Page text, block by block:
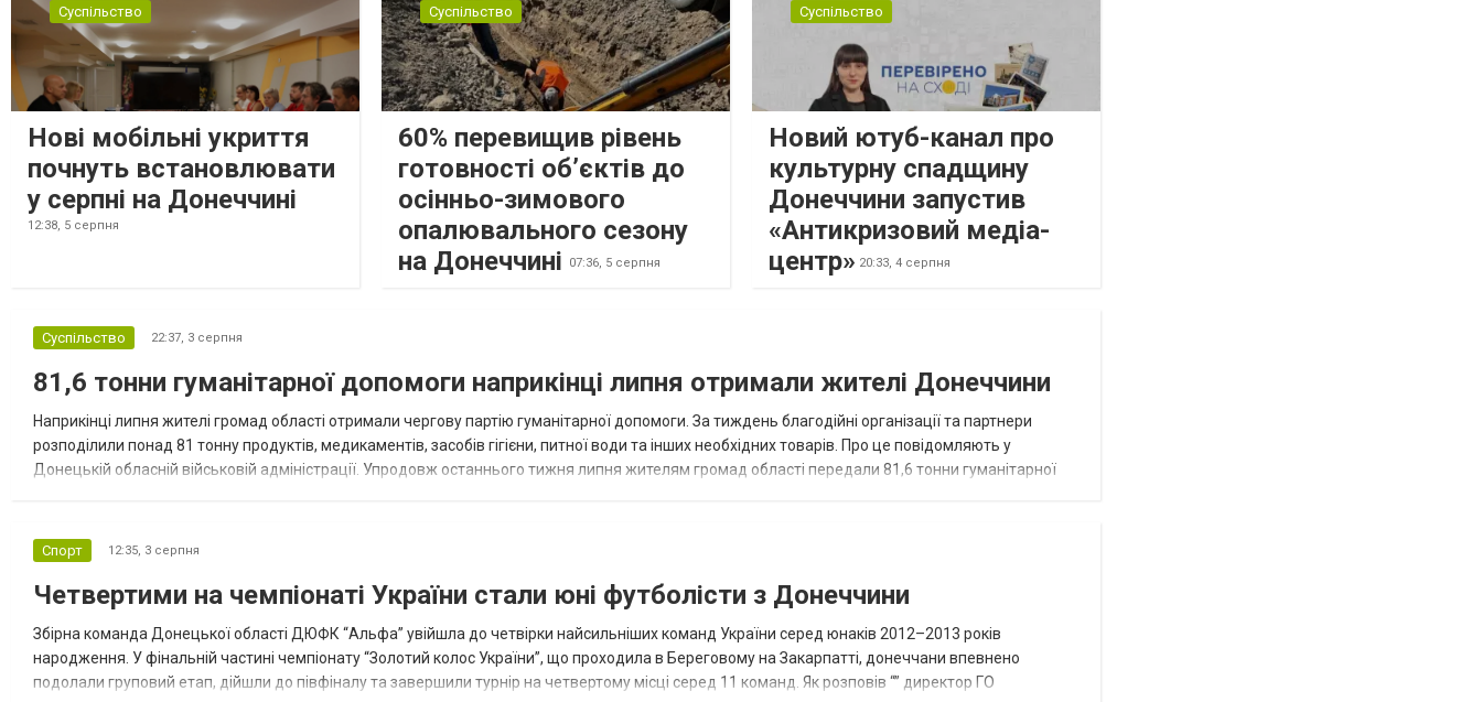
Суспільство
Нові мобільні укриття
почнуть встановлювати
у серпні на Донеччині
12:38, 5 серпня
Суспільство
60% перевищив рівень
готовності об’єктів до
осінньо-зимового
опалювального сезону
на Донеччині
07:36, 5 серпня
Суспільство
Новий ютуб-канал про
культурну спадщину
Донеччини запустив
«Антикризовий медіа-
центр» 20:33, 4 серпня
Суспільство 22:37, 3 серпня
81,6 тонни гуманітарної допомоги наприкінці липня отримали жителі Донеччини
Наприкінці липня жителі громад області отримали чергову партію гуманітарної допомоги. За тиждень благодійні організації та партнери
розподілили понад 81 тонну продуктів, медикаментів, засобів гігієни, питної води та інших необхідних товарів. Про це повідомляють у
Донецькій обласній військовій адміністрації. Упродовж останнього тижня липня жителям громад області передали 81,6 тонни гуманітарної
Спорт 12:35, 3 серпня
Четвертими на чемпіонаті України стали юні футболісти з Донеччини
Збірна команда Донецької області ДЮФК “Альфа” увійшла до четвірки найсильніших команд України серед юнаків 2012–2013 років
народження. У фінальній частині чемпіонату “Золотий колос України”, що проходила в Береговому на Закарпатті, донеччани впевнено
подолали груповий етап, дійшли до півфіналу та завершили турнір на четвертому місці серед 11 команд. Як розповів “” директор ГО